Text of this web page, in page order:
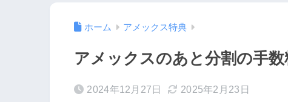
ホーム アメックス特典
アメックスのあと分割の手
2024年12月27日 2025年2月23日